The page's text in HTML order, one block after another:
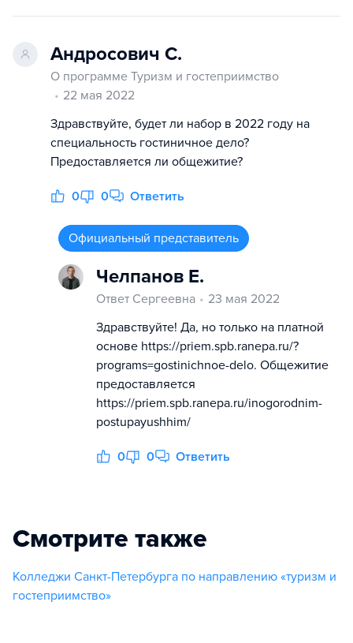
Андросович С.
О программе Туризм и гостеприимство
22 мая 2022
Здравствуйте, будет ли набор в 2022 году на
специальность гостиничное дело?
Предоставляется ли общежитие?
0 0 Ответить
Официальный представитель
Челпанов Е.
Ответ Сергеевна
23 мая 2022
Здравствуйте! Да, но только на платной
основе https://priem.spb.ranepa.ru/?
programs=gostinichnoe-delo. Общежитие
предоставляется
https://priem.spb.ranepa.ru/inogorodnim-
postupayushhim/
0 0 Ответить
Смотрите также
Колледжи Санкт-Петербурга по направлению «туризм и
гостеприимство»